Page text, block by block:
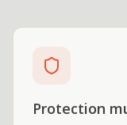
Protection